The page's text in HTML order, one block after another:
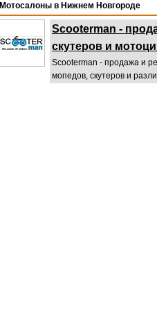
Мотосалоны в Нижнем Новгороде
Scooterman -
скутеров и
Scooterman - продажа и
мопедов, скутеров и